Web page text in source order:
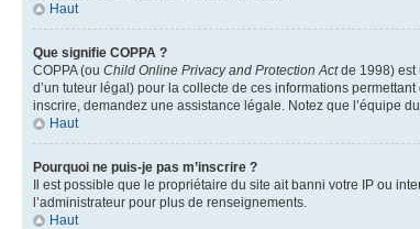
Haut
Que signifie COPPA ?
COPPA (ou Child Online Privacy and Protection Actde 1998) est
d’un tuteur légal) pour la collecte de ces informations
inscrire, demandez une assistance légale. Notez que l’équipe
Haut
Pourquoi ne puis-je pas m’inscrire ?
Il est possible que le propriétaire du site ait banni votre IP ou
l’administrateur pour plus de renseignements.
Haut